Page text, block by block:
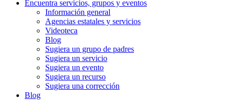
Encuentra servicios, grupos y eventos
Información general
Agencias estatales y servicios
Videoteca
Blog
Sugiera un grupo de padres
Sugiera un servicio
Sugiera un evento
Sugiera un recurso
Sugiera una corrección
Blog